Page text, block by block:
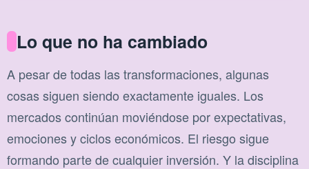
Lo que no ha cambiado
A pesar de todas las transformaciones, algunas
cosas siguen siendo exactamente iguales. Los
mercados continúan moviéndose por expectativas,
emociones y ciclos económicos. El riesgo sigue
formando parte de cualquier inversión. Y la disciplina